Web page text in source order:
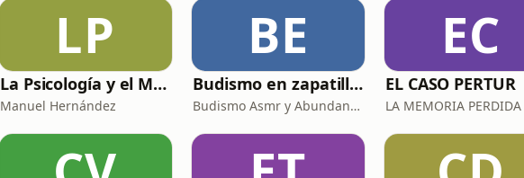
LP
La Psicología y el Modelo Parcuve®
Manuel Hernández
BE
Budismo en zapatillas, El budismo sin sermones
Budismo Asmr y Abundancia
EC
EL CASO PERTUR
LA MEMORIA PERDIDA